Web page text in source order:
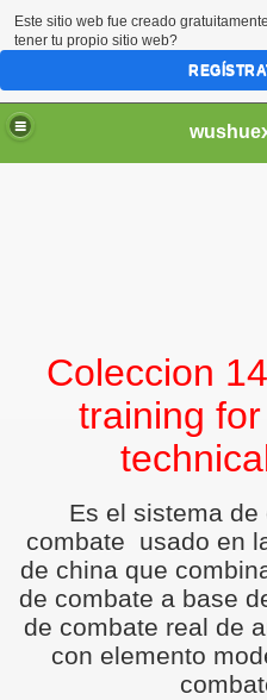
Coleccion
training
Es el sistema
combate usado en
de china que
de combate a base
de combate real de
con elemento
Este sitio web fue creado
tener tu propio sitio web?